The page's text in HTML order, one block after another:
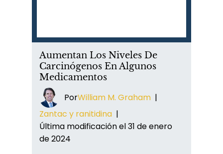
Aumentan Los Niveles De
Carcinógenos En Algunos
Medicamentos
PorWilliam M. Graham |
Zantac y ranitidina |
Última modificación el 31 de enero
de 2024